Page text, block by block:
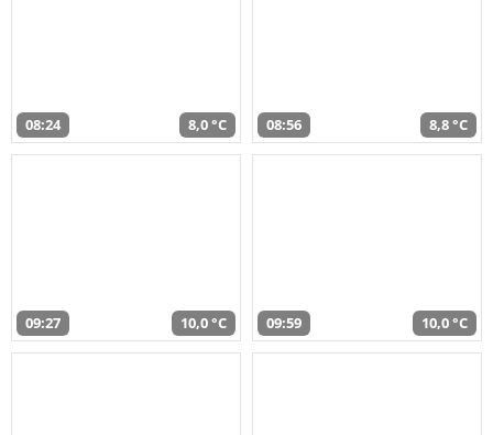
08:24 8,0 °C 08:56 8,8 °C
09:27 10,0 °C 09:59 10,0 °C